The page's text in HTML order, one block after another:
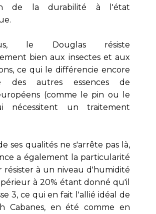
de la durabilité à l'état
le Douglas résiste
bien aux insectes et aux
ce qui le différencie encore
des autres essences de
(comme le pin ou le
nécessitent un traitement
ses qualités ne s'arrête pas là,
a également la particularité
résister à un niveau d'humidité
à 20% étant donné qu'il
3, ce qui en fait l'allié idéal de
Cabanes, en été comme en